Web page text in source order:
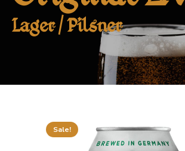
Lager / Pilsner
Sale!